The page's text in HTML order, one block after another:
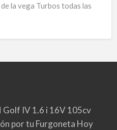
la vega Turbos todas las
IV 1.6 i 16V 105cv
por tu Furgoneta Hoy